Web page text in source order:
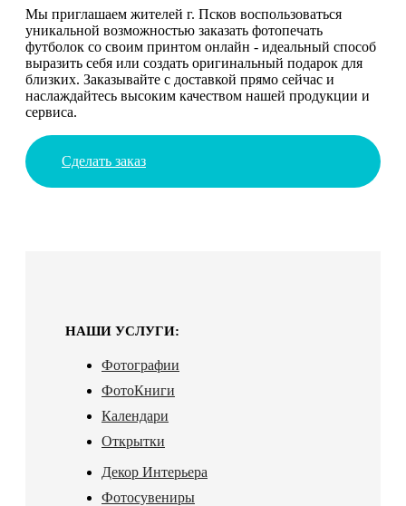
Мы приглашаем жителей г. Псков воспользоваться
уникальной возможностью заказать фотопечать
футболок со своим принтом онлайн - идеальный способ
выразить себя или создать оригинальный подарок для
близких. Заказывайте с доставкой прямо сейчас и
наслаждайтесь высоким качеством нашей продукции и
сервиса.
Сделать заказ
НАШИ УСЛУГИ:
Фотографии
ФотоКниги
Календари
Открытки
Декор Интерьера
Фотосувениры